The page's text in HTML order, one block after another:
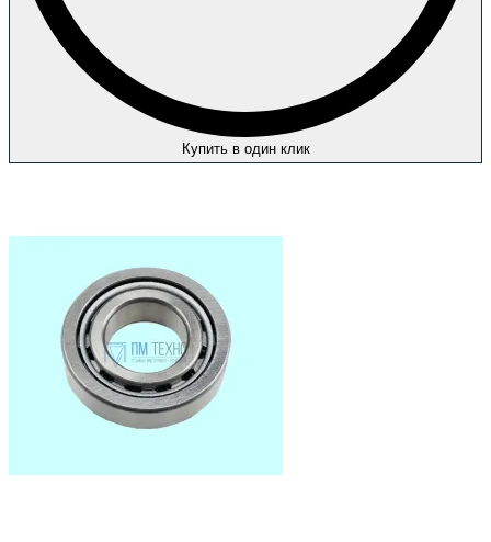
Купить в один клик